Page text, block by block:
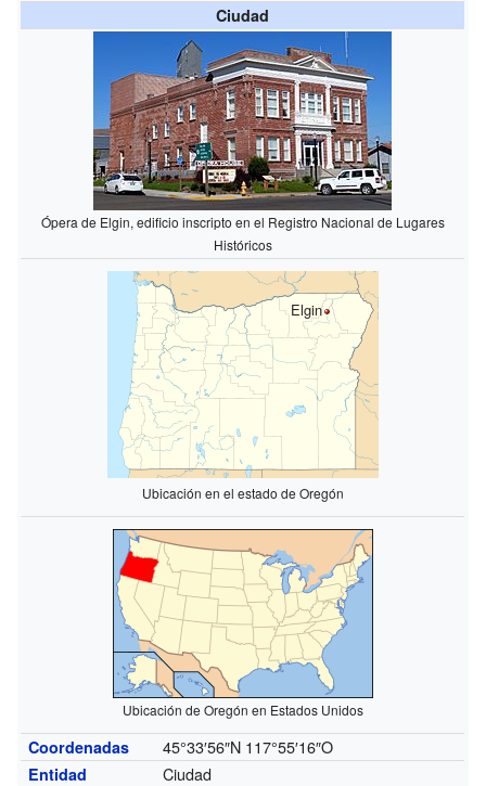
Ciudad
Ópera de Elgin, edificio inscripto en el Registro Nacional de Lugares
Históricos
Elgin
Ubicación en el estado de Oregón
Ubicación de Oregón en Estados Unidos
Coordenadas 45°33′56″N 117°55′16″O
Entidad
Ciudad